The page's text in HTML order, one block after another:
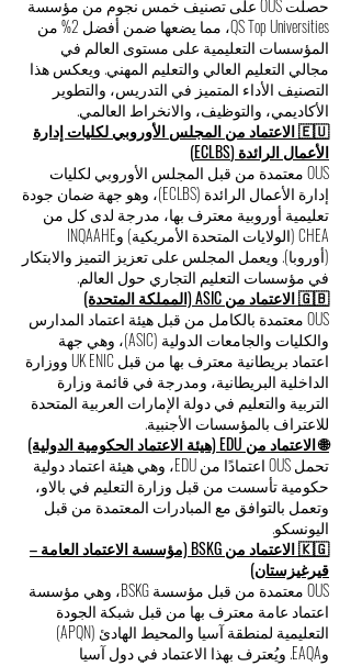
حصلت OUS على تصنيف خمس نجوم من مؤسسة
QS Top Universities، مما يضعها ضمن أفضل 2% من
المؤسسات التعليمية على مستوى العالم في
مجالي التعليم العالي والتعليم المهني. ويعكس هذا
التصنيف الأداء المتميز في التدريس، والتطوير
الأكاديمي، والتوظيف، والانخراط العالمي.
🇪🇺 الاعتماد من المجلس الأوروبي لكليات إدارة
الأعمال الرائدة (ECLBS)
OUS معتمدة من قبل المجلس الأوروبي لكليات
إدارة الأعمال الرائدة (ECLBS)، وهو جهة ضمان جودة
تعليمية أوروبية معترف بها، مدرجة لدى كل من
CHEA (الولايات المتحدة الأمريكية) وINQAAHE
(أوروبا). ويعمل المجلس على تعزيز التميز والابتكار
في مؤسسات التعليم التجاري حول العالم.
🇬🇧 الاعتماد من ASIC (المملكة المتحدة)
OUS معتمدة بالكامل من قبل هيئة اعتماد المدارس
والكليات والجامعات الدولية (ASIC)، وهي جهة
اعتماد بريطانية معترف بها من قبل UK ENIC ووزارة
الداخلية البريطانية، ومدرجة في قائمة وزارة
التربية والتعليم في دولة الإمارات العربية المتحدة
للاعتراف بالمؤسسات الأجنبية.
🌐 الاعتماد من EDU (هيئة الاعتماد الحكومية الدولية)
تحمل OUS اعتمادًا من EDU، وهي هيئة اعتماد دولية
حكومية تأسست من قبل وزارة التعليم في بالاو،
وتعمل بالتوافق مع المبادرات المعتمدة من قبل
اليونسكو.
🇰🇬 الاعتماد من BSKG (مؤسسة الاعتماد العامة –
قيرغيزستان)
OUS معتمدة من قبل مؤسسة BSKG، وهي مؤسسة
اعتماد عامة معترف بها من قبل شبكة الجودة
التعليمية لمنطقة آسيا والمحيط الهادئ (APQN)
وEAQA. ويُعترف بهذا الاعتماد في دول آسيا